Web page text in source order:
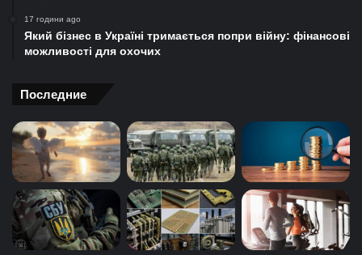
17 години ago
Який бізнес в Україні тримається попри війну: фінансові
можливості для охочих
Последние